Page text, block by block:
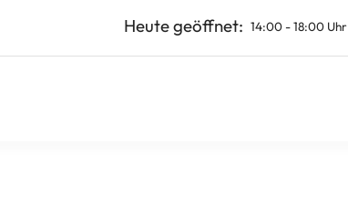
Heute geöffnet: 14:00 - 18:00 Uhr